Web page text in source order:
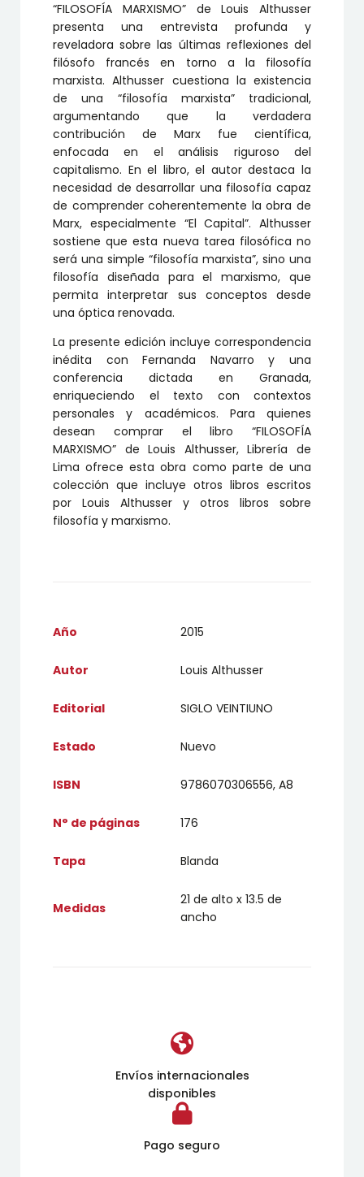
“FILOSOFÍA MARXISMO” de Louis Althusser
presenta una entrevista profunda y
reveladora sobre las últimas reflexiones del
filósofo francés en torno a la filosofía
marxista. Althusser cuestiona la existencia
de una “filosofía marxista” tradicional,
argumentando que la verdadera
contribución de Marx fue científica,
enfocada en el análisis riguroso del
capitalismo. En el libro, el autor destaca la
necesidad de desarrollar una filosofía capaz
de comprender coherentemente la obra de
Marx, especialmente “El Capital”. Althusser
sostiene que esta nueva tarea filosófica no
será una simple “filosofía marxista”, sino una
filosofía diseñada para el marxismo, que
permita interpretar sus conceptos desde
una óptica renovada.
La presente edición incluye correspondencia
inédita con Fernanda Navarro y una
conferencia dictada en Granada,
enriqueciendo el texto con contextos
personales y académicos. Para quienes
desean comprar el libro “FILOSOFÍA
MARXISMO” de Louis Althusser, Librería de
Lima ofrece esta obra como parte de una
colección que incluye otros libros escritos
por Louis Althusser y otros libros sobre
filosofía y marxismo.
Año 2015
Autor Louis Althusser
Editorial SIGLO VEINTIUNO
Estado Nuevo
ISBN 9786070306556, A8
N° de páginas 176
Tapa Blanda
Medidas
21 de alto x 13.5 de
ancho
Envíos internacionales
disponibles
Pago seguro